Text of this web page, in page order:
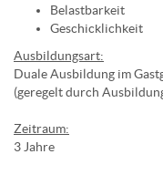
Belastbarkeit
Geschicklichkeit
Ausbildungsart:
Duale Ausbildung im
(geregelt durch
Zeitraum:
3 Jahre